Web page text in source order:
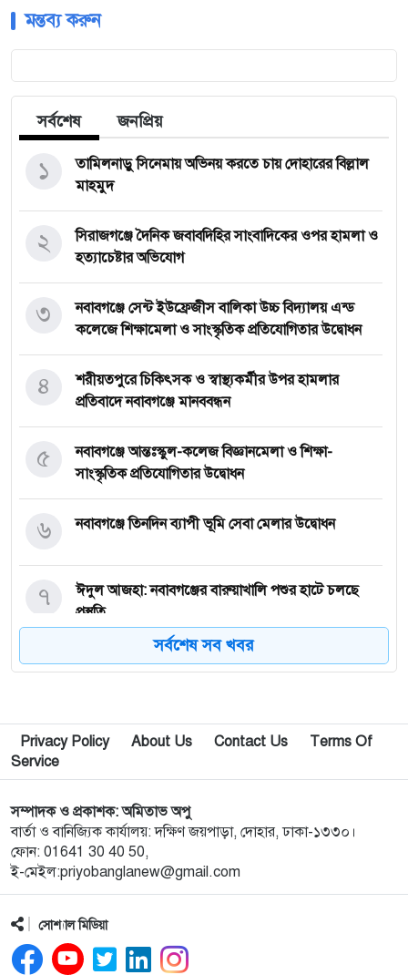
মন্তব্য করুন
সর্বশেষ জনপ্রিয়
তামিলনাড়ু সিনেমায় অভিনয় করতে চায় দোহারের বিল্লাল
মাহমুদ
১
সিরাজগঞ্জে দৈনিক জবাবদিহির সাংবাদিকের ওপর হামলা ও
হত্যাচেষ্টার অভিযোগ
২
নবাবগঞ্জে সেন্ট ইউফ্রেজীস বালিকা উচ্চ বিদ্যালয় এন্ড
কলেজে শিক্ষামেলা ও সাংস্কৃতিক প্রতিযোগিতার উদ্বোধন
৩
শরীয়তপুরে চিকিৎসক ও স্বাস্থ্যকর্মীর উপর হামলার
প্রতিবাদে নবাবগঞ্জে মানববন্ধন
৪
নবাবগঞ্জে আন্তঃস্কুল-কলেজ বিজ্ঞানমেলা ও শিক্ষা-
সাংস্কৃতিক প্রতিযোগিতার উদ্বোধন
৫
নবাবগঞ্জে তিনদিন ব্যাপী ভূমি সেবা মেলার উদ্বোধন
৬
ঈদুল আজহা: নবাবগঞ্জের বারুয়াখালি পশুর হাটে চলছে
প্রস্তুতি
৭
নবাবগঞ্জে পরিস্কার পরিচ্ছন্নতা অভিযানে এমপি
৮
পপুলার লাইফ ইন্স্যুরেন্স পিএলসির নবাবগঞ্জ অঞ্চলে বার্ষিক
সম্মেলন ও চেক হস্তান্তর
৯
আবু সাঈদ হত্যা মামলা: বেরোবি’র সাবেক ভিসি হাসিবুর
রশীদকে কারাগারে প্রেরণ
১০
দোহারের চৈতাবাতরে মাদকবিরোধী সভা অনুষ্ঠিত
১১
সভা
১২
সর্বশেষ সব খবর
Privacy Policy About Us Contact Us
Terms Of
Service
সম্পাদক ও প্রকাশক: অমিতাভ অপু
বার্তা ও বানিজ্যিক কার্যালয়: দক্ষিণ জয়পাড়া, দোহার, ঢাকা-১৩৩০।
ফোন: 01641 30 40 50,
ই-মেইল:priyobanglanew@gmail.com
সোশ্যাল মিডিয়া